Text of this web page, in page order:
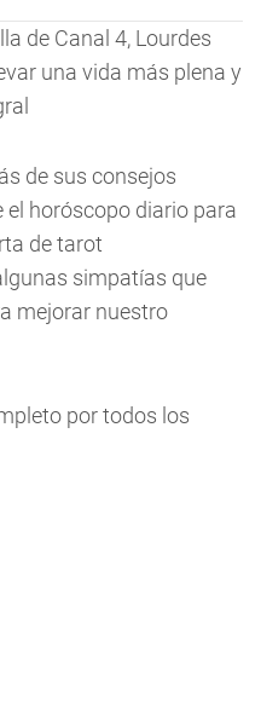
de Canal 4, Lourdes
una vida más plena y
de sus consejos
horóscopo diario para
de tarot
simpatías que
mejorar nuestro
por todos los